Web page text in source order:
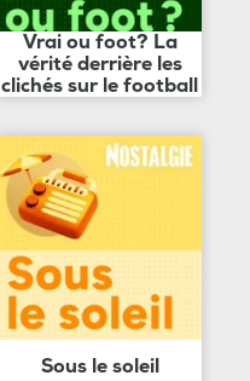
Vrai ou foot? La
vérité derrière les
clichés sur le football
Sous le soleil